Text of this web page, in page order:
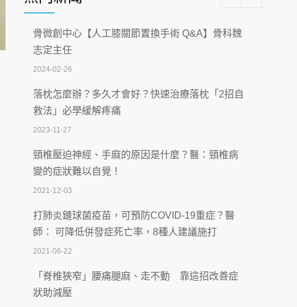
2026-07-08
沒菸酒也瀕臨洗腎？65歲男靠「這習慣」逆
轉腎功能 醫揭3招救命
2026-07-08
體溫飆破41度！醫連收兩例中暑病例：致死
率達8成
2026-07-07
深耕萬華55年 西園醫院回顧發展歷程與智慧
醫療布局
2026-07-06
【115年臺北市「防癌保衛戰：健康好禮一手
刮」】 宣導
2026-07-02
【無菸城市】 宣導
2026-07-02
骨微創中心【人工膝關節置換手術 Q&A】骨科魏
志定主任
2024-02-26
落枕怎麼辦？多久才會好？快速治療落枕「2招自
救法」必學緩解疼痛
2023-11-27
頸椎壓迫神經、手麻的原因是什麼？醫：頸椎病
變的症狀難以自覺！
2021-12-03
打肺炎鏈球菌疫苗，可預防COVID-19重症？醫
師： 可降低併發症死亡率，8種人建議施打
2021-06-22
「脊椎狹窄」腰痛腿麻、走不動 靠這招改善症
狀助減壓